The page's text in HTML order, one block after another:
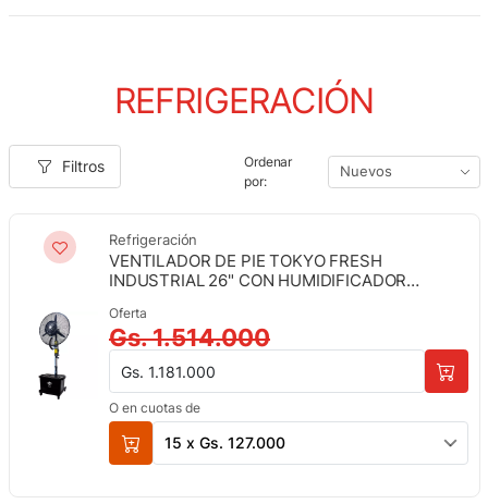
REFRIGERACIÓN
Filtros
Ordenar
por:
Refrigeración
VENTILADOR DE PIE TOKYO FRESH
INDUSTRIAL 26" CON HUMIDIFICADOR
Oferta
Gs. 1.514.000
Gs. 1.181.000
O en cuotas de
15 x Gs. 127.000